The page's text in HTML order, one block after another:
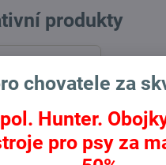
produkty
chovatele za
Hunter.
pro psy za